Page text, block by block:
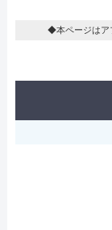
◆本ページはア